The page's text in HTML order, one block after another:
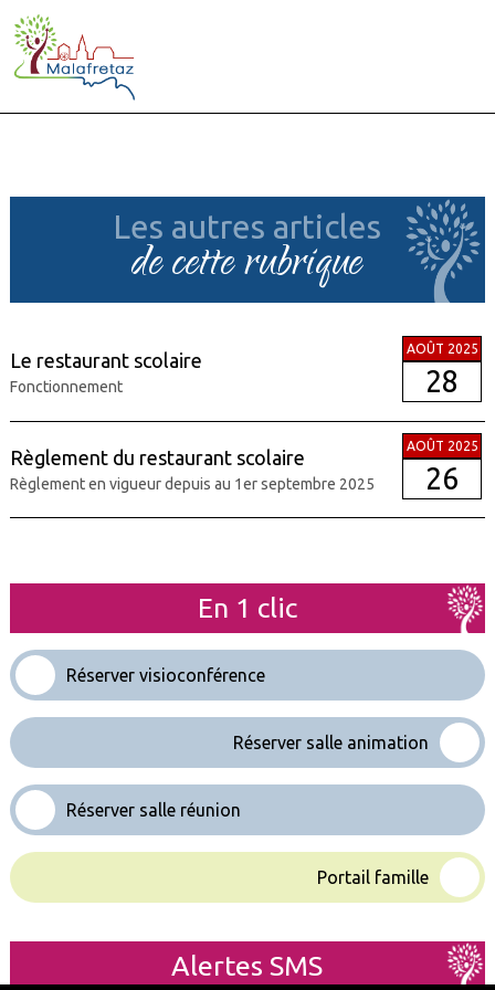
Les autres articles
de cette rubrique
Le restaurant scolaire
Fonctionnement
AOÛT 2025
28
Règlement du restaurant scolaire
Règlement en vigueur depuis au 1er septembre 2025
AOÛT 2025
26
En 1 clic
Réserver visioconférence
Réserver salle animation
Réserver salle réunion
Portail famille
Alertes SMS